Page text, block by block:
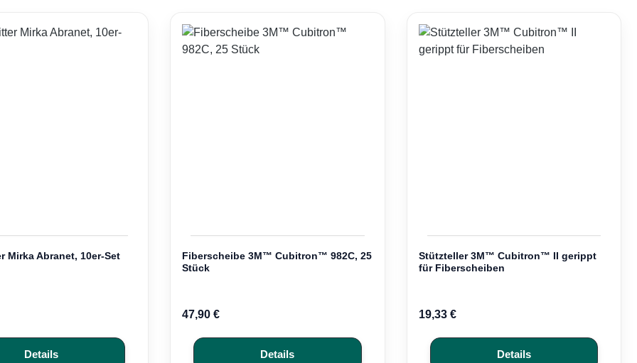
Mirka Abranet, 10er-Set
Details
Fiberscheibe 3M™ Cubitron™ 982C, 25
Stück
Regulärer Preis:
47,90 €
Details
Stützteller 3M™ Cubitron™ II gerippt
für Fiberscheiben
Regulärer Preis:
19,33 €
Details